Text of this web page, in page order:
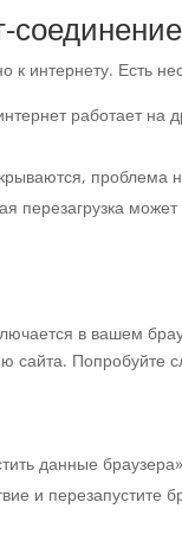
соединение
интернету. Есть
работает на
проблема
перезагрузка
в вашем
Попробуйте
данные
и перезапустите